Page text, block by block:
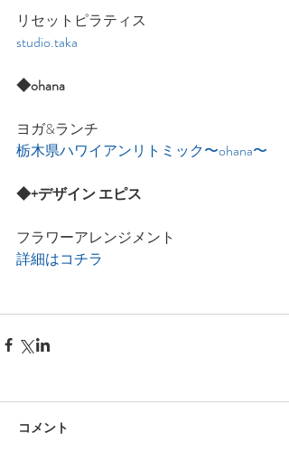
リセットピラティス
studio.taka
◆ohana
ヨガ&ランチ
栃木県ハワイアンリトミック〜ohana〜
◆+デザイン エピス
フラワーアレンジメント
詳細はコチラ
コメント